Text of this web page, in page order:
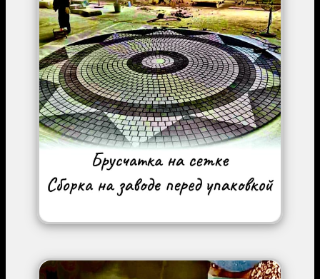
Image